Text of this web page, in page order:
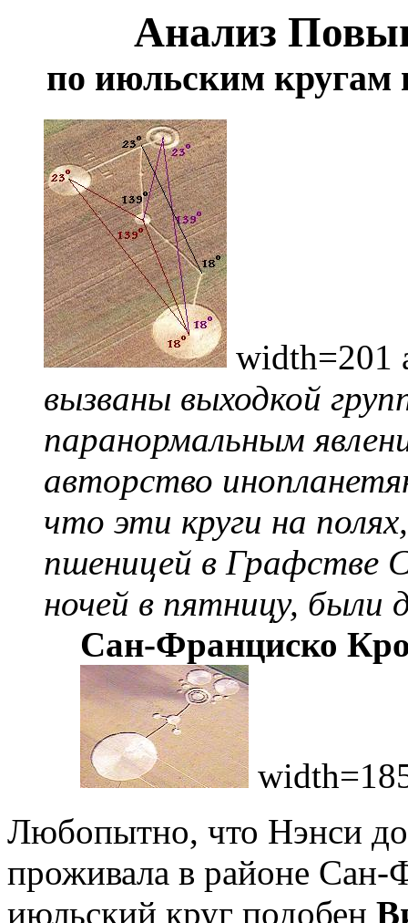
Анализ
по июльским кругам
width=201
вызваны выходкой
паранормальным
авторство
что эти круги на
пшеницей в Графстве
ночей в пятницу, были
Сан-Франциско
Любопытно, что Нэнси до
проживала в районе
июльский круг подобен